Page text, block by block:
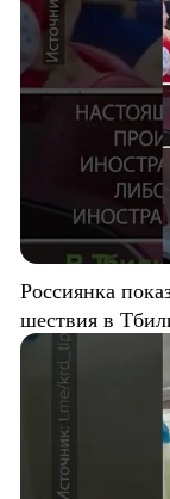
Россиянка
шествия в